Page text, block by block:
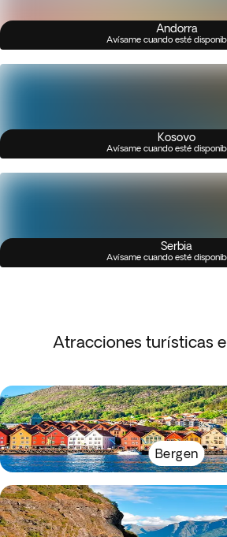
Andorra
Avísame cuando esté
Kosovo
Avísame cuando esté
Serbia
Avísame cuando esté
Atracciones turísticas
Bergen